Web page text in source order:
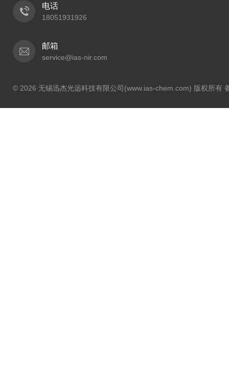
电话
18051931926
邮箱
service@ias-nir.com
© 2026 无锡迅杰光远科技有限公司(www.ias-chem.com) 版权所有